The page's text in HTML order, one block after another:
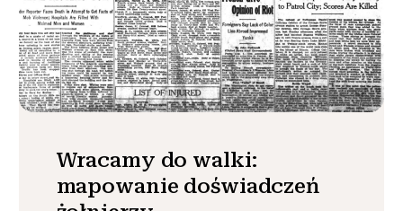
Wracamy do walki:
mapowanie doświadczeń